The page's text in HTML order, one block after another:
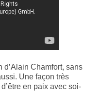
Chamfort, sans
Une façon très
en paix avec soi-